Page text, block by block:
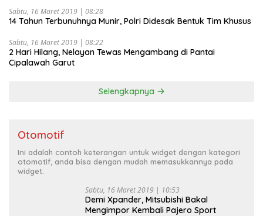
Sabtu, 16 Maret 2019 | 08:28
14 Tahun Terbunuhnya Munir, Polri Didesak Bentuk Tim Khusus
Sabtu, 16 Maret 2019 | 08:22
2 Hari Hilang, Nelayan Tewas Mengambang di Pantai
Cipalawah Garut
Selengkapnya
Otomotif
Ini adalah contoh keterangan untuk widget dengan kategori
otomotif, anda bisa dengan mudah memasukkannya pada
widget.
Sabtu, 16 Maret 2019 | 10:53
Demi Xpander, Mitsubishi Bakal
Mengimpor Kembali Pajero Sport